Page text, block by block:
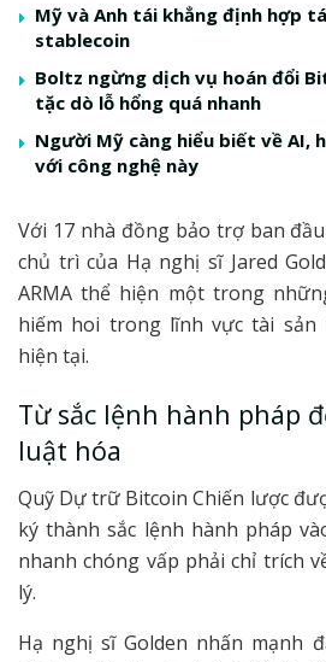
Mỹ và Anh tái khẳng định hợp
stablecoin
Boltz ngừng dịch vụ hoán đổi
tặc dò lỗ hổng quá nhanh
Người Mỹ càng hiểu biết về AI,
với công nghệ này
Với 17 nhà đồng bảo trợ ban
chủ trì của Hạ nghị sĩ Jared
ARMA thể hiện một trong
hiếm hoi trong lĩnh vực tài sản
hiện tại.
Từ sắc lệnh hành pháp
luật hóa
Quỹ Dự trữ Bitcoin Chiến lược
ký thành sắc lệnh hành pháp
nhanh chóng vấp phải chỉ trích
lý.
Hạ nghị sĩ Golden nhấn mạnh